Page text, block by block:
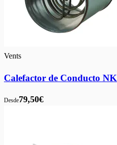
Vents
Calefactor de Conducto NK
Desde79,50€